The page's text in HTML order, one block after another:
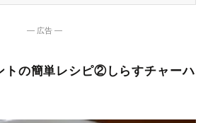
― 広告 ―
トの簡単レシピ②しらすチャーハ